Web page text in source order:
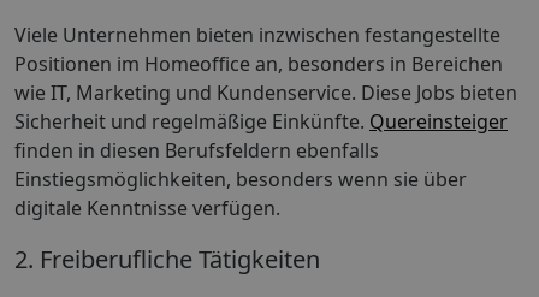
Viele Unternehmen bieten inzwischen festangestellte
Positionen im Homeoffice an, besonders in Bereichen
wie IT, Marketing und Kundenservice. Diese Jobs bieten
Sicherheit und regelmäßige Einkünfte. Quereinsteiger
finden in diesen Berufsfeldern ebenfalls
Einstiegsmöglichkeiten, besonders wenn sie über
digitale Kenntnisse verfügen.
2. Freiberufliche Tätigkeiten